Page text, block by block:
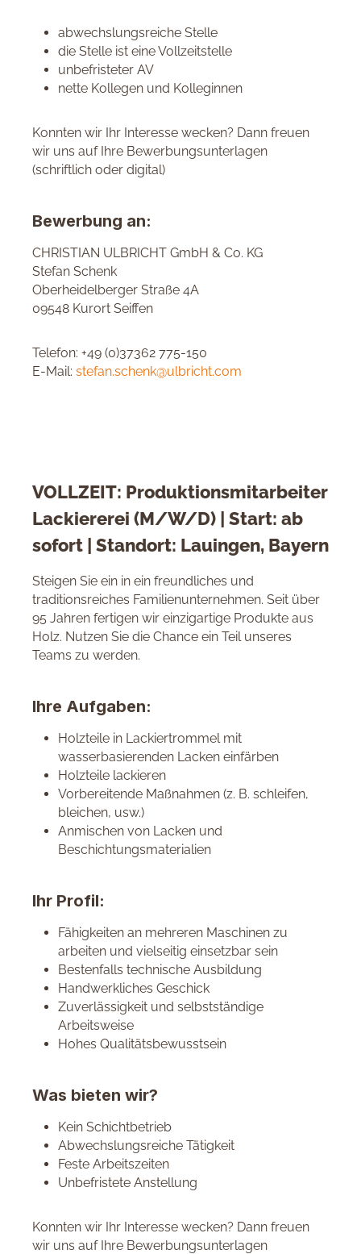
abwechslungsreiche Stelle
die Stelle ist eine Vollzeitstelle
unbefristeter AV
nette Kollegen und Kolleginnen
Konnten wir Ihr Interesse wecken? Dann freuen
wir uns auf Ihre Bewerbungsunterlagen
(schriftlich oder digital)
Bewerbung an:
CHRISTIAN ULBRICHT GmbH & Co. KG
Stefan Schenk
Oberheidelberger Straße 4A
09548 Kurort Seiffen
Telefon: +49 (0)37362 775-150
E-Mail: stefan.schenk@ulbricht.com
VOLLZEIT: Produktionsmitarbeiter
Lackiererei (M/W/D) | Start: ab
sofort | Standort: Lauingen, Bayern
Steigen Sie ein in ein freundliches und
traditionsreiches Familienunternehmen. Seit über
95 Jahren fertigen wir einzigartige Produkte aus
Holz. Nutzen Sie die Chance ein Teil unseres
Teams zu werden.
Ihre Aufgaben:
Holzteile in Lackiertrommel mit
wasserbasierenden Lacken einfärben
Holzteile lackieren
Vorbereitende Maßnahmen (z. B. schleifen,
bleichen, usw.)
Anmischen von Lacken und
Beschichtungsmaterialien
Ihr Profil:
Fähigkeiten an mehreren Maschinen zu
arbeiten und vielseitig einsetzbar sein
Bestenfalls technische Ausbildung
Handwerkliches Geschick
Zuverlässigkeit und selbstständige
Arbeitsweise
Hohes Qualitätsbewusstsein
Was bieten wir?
Kein Schichtbetrieb
Abwechslungsreiche Tätigkeit
Feste Arbeitszeiten
Unbefristete Anstellung
Konnten wir Ihr Interesse wecken? Dann freuen
wir uns auf Ihre Bewerbungsunterlagen